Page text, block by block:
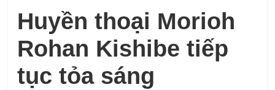
Huyền thoại Morioh
Rohan Kishibe tiếp
tục tỏa sáng